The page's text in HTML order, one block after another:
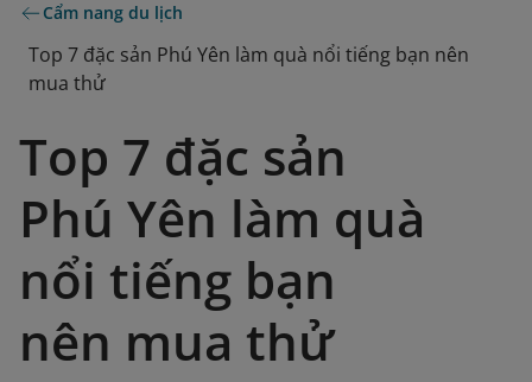
Cẩm nang du lịch
Top 7 đặc sản Phú Yên làm quà nổi tiếng bạn nên
mua thử
Top 7 đặc sản
Phú Yên làm quà
nổi tiếng bạn
nên mua thử